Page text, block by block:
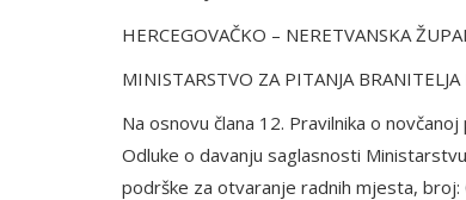
HERCEGOVAČKO – NERETVANSKA
MINISTARSTVO ZA PITANJA BRANITELJA
Na osnovu člana 12. Pravilnika o
Odluke o davanju saglasnosti
podrške za otvaranje radnih mjesta,